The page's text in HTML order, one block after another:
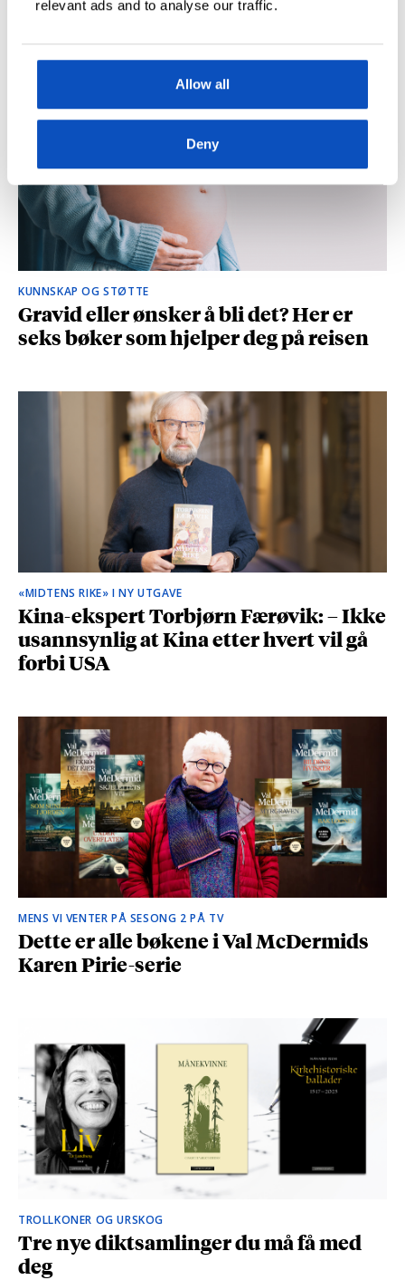
relevant ads and to analyse our traffic.
Allow all
Deny
og spionasje ble helt uinteressant i
KUNNSKAP OG STØTTE
Gravid eller ønsker å bli det? Her er
seks bøker som hjelper deg på reisen
«MIDTENS RIKE» I NY UTGAVE
Kina-ekspert Torbjørn Færøvik: – Ikke
usannsynlig at Kina etter hvert vil gå
forbi USA
MENS VI VENTER PÅ SESONG 2 PÅ TV
Dette er alle bøkene i Val McDermids
Karen Pirie-serie
TROLLKONER OG URSKOG
Tre nye diktsamlinger du må få med
deg